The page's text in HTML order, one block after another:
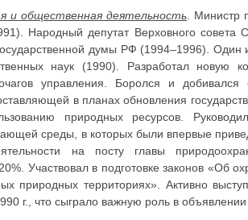
и общественная деятельность . Министр
Народный депутат Верховного
думы РФ (1994–1996). Один
наук (1990). Разработал новую
управления. Боролся и
в планах обновления
природных ресурсов.
среды, в которых были впервые
на посту главы
Участвовал в подготовке законов
природных территориях». Активно
г., что сыграло важную роль в